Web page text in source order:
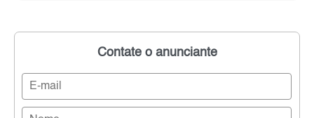
Contate o anunciante